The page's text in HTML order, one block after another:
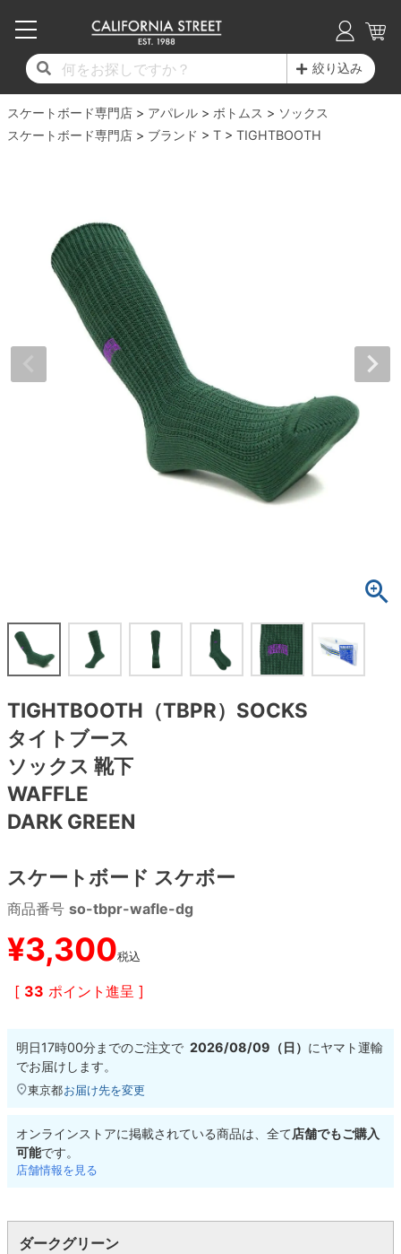
絞り込み
スケートボード専門店 アパレル ボトムス
ソックス
スケートボード専門店
ブランド T TIGHTBOOTH
TIGHTBOOTH（TBPR）SOCKS
タイトブース
ソックス 靴下
WAFFLE
DARK GREEN
スケートボード スケボー
商品番号 so-tbpr-wafle-dg
¥3,300税込
[ 33 ポイント進呈 ]
明日17時00分までのご注文で 2026/08/09（日） にヤマト運輸
でお届けします。
東京都お届け先を変更
オンラインストアに掲載されている商品は、全て店舗でもご購入
可能です。
店舗情報を見る
ダークグリーン
17時までのご注文は当日発送！
11,000円以上で送料無料！
毎月1日はポイント5倍！10日と20日は3倍！
17時までのご注文は当日発送！
11,000円以上で送料無料！
毎月1日はポイント5倍！10日と20日は3倍！
サイズからデッキを選ぶ
子供用デッキ
7.0inch以下
7.5inch
7.7inch
8.4inch
8.5inch
8.6inch
8.7inch
8.9inch
9.0inch以上
シェイプデッキ
トラック
17時までのご注文は当日発送！
11,000円以上で送料無料！
毎月1日はポイント5倍！10日と20日は3倍！
適合デッキサイズから選ぶ
7.0inch以下
7.2inch
7.6inch
7.8inch
8.5inch
8.6inch
8.7inch
8.8inch
9.0inch以上
ウィール
17時までのご注文は当日発送！
11,000円以上で送料無料！
毎月1日はポイント5倍！10日と20日は3倍！
ウィールをサイズから選ぶ
50mm
51mm
54mm
56mm
64mm
65mm
70mm
72mm
110mm
スピットファイヤー F4（フォーミュラフォ
ボーンズ XF（エックスフォーミュラ）
ボーンズ STF（エスティーエフ）
パウエルペラルタ DF（ドラゴンフォーミュ
ベアリング
練習用アイテム（初心者におすすめ）
スケートケース・バッグ
メディア（雑誌・DVD・CD）
17時までのご注文は当日発送！
11,000円以上で送料無料！
毎月1日はポイント5倍！10日と20日は3倍！
シューズをサイズから選ぶ
20cm
21cm
23cm
23.5cm
24cm
27.5cm
28cm
28.5cm
29cm
30cm
サンダル
インソール
シューレース・その他
17時までのご注文は当日発送！
11,000円以上で送料無料！
毎月1日はポイント5倍！10日と20日は3倍！
ジャケット
パーカー
トレーナー・セーター
キャップ
ソックス
アンダーウエア
サイズの測り方
17時までのご注文は当日発送！
11,000円以上で送料無料！
毎月1日はポイント5倍！10日と20日は3倍！
17時までのご注文は当日発送！
11,000円以上で送料無料！
毎月1日はポイント5倍！10日と20日は3倍！
徹底解析
スタッフおすすめアイテム
ブランド紹介
INFO
スケートパーク情報
17時までのご注文は当日発送！
11,000円以上で送料無料！
毎月1日はポイント5倍！10日と20日は3倍！
スタッフ紹介
カリフォルニアストリートの歴史
プライバシーポリシー
特定商取引法に基づく表記